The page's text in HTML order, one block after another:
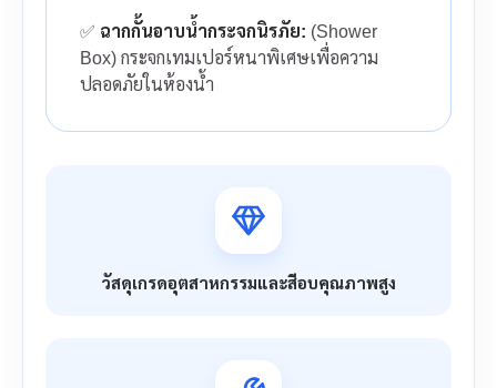
✅ ฉากกั้นอาบน้ำกระจกนิรภัย: (Shower
Box) กระจกเทมเปอร์หนาพิเศษเพื่อความ
ปลอดภัยในห้องน้ำ
วัสดุเกรดอุตสาหกรรมและสีอบคุณภาพสูง